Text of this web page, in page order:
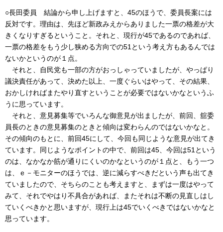
○長田委員 結論から申し上げますと、45のほうで、委員長案には
反対です。理由は、先ほど新政みえからありました一票の格差が大
きくなりすぎるということ。それと、現行が45であるのであれば、
一票の格差をもう少し狭める方向での51という考え方もあるんでは
ないかというのが１点。
それと、自民党も一部の方がおっしゃっていましたが、やっぱり
議決責任があって、決めた以上、一度ぐらいはやって、その結果、
おかしければまたやり直すということが必要ではないかなというふ
うに思っています。
それと、意見募集等でいろんな御意見が出ましたが、前回、舘委
員長のときの意見募集のときと傾向は変わらんのではないかなと。
その傾向のもとに、前回45にして、今回も同じような意見が出てき
ています。同じようなポイントの中で、前回は45、今回は51という
のは、なかなか筋が通りにくいのかなというのが１点と、もう一つ
は、ｅ－モニターのほうでは、逆に減らすべきだという声も出てき
ていましたので、そちらのことも考えますと、まずは一度はやって
みて、それでやはり不具合があれば、またそれは不断の見直しはし
ていくべきかと思いますが、現行上は45でいくべきではないかなと
思っています。